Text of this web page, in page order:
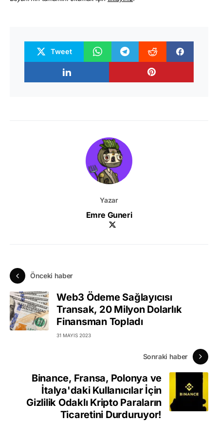
Tweet
Yazar
Emre Guneri
Önceki haber
Web3 Ödeme Sağlayıcısı
Transak, 20 Milyon Dolarlık
Finansman Topladı
31 MAYIS 2023
Sonraki haber
Binance, Fransa, Polonya ve
İtalya'daki Kullanıcılar İçin
Gizlilik Odaklı Kripto Paraların
Ticaretini Durduruyor!